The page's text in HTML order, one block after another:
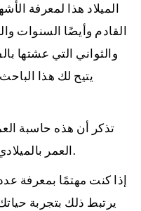
الميلاد هذا لمعرفة
القادم وأيضًا السنوات
والثواني التي عشتها
يتيح لك هذا
تذكر أن هذه حاسبة
العمر بالميلادي لشخص أو مكان أو أي شيء آخر.
إذا كنت مهتمًا بمعرفة
يرتبط ذلك بتجربة